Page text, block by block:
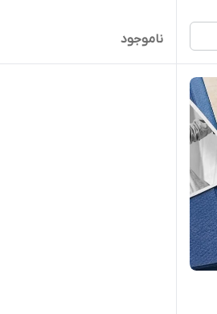
ناموجود